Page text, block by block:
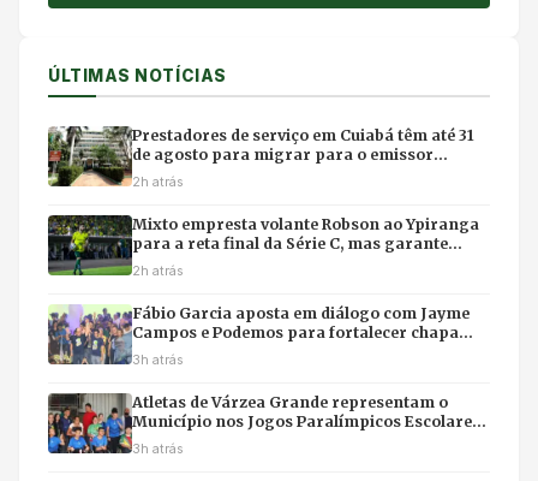
ÚLTIMAS NOTÍCIAS
Prestadores de serviço em Cuiabá têm até 31
de agosto para migrar para o emissor
nacional de nota fiscal
2h atrás
Mixto empresta volante Robson ao Ypiranga
para a reta final da Série C, mas garante
retorno para 2027
2h atrás
Fábio Garcia aposta em diálogo com Jayme
Campos e Podemos para fortalecer chapa
com Pivetta
3h atrás
Atletas de Várzea Grande representam o
Município nos Jogos Paralímpicos Escolares
de Mato Grosso
3h atrás